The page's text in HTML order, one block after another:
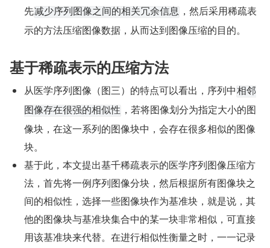
先减少序列图像之间的相关冗余信息 ，然后采用稀疏表
示的方法压缩图像数据，从而达到图像压缩的目的。
基于稀疏表示的压缩方法
从医学序列图像（图三）的特点可以看出，序列中相邻
图像存在很强的相似性 ，若将图像划分为指定大小的图
像块，在这一系列的图像块中，会存在很多相似的图像
块。
基于此，本文提出基千稀疏表示的医学序列图像压缩方
法，首先将一例序列图像分块，然后根据所有图像块之
间的相似性，选择一些图像块作为基准块，就是说，其
他的图像块与基准块集合中的某一块非常相似，可直接
用该基准块来代替。在进行相似性衡量之时，一一记录